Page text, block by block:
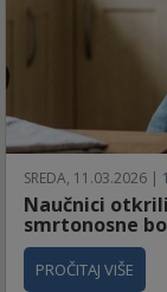
SREDA, 11.03.2026 |
Naučnici
smrtonosne
PROČITAJ VIŠE